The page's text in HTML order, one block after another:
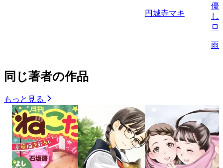
円城寺マキ
優
し
ロ
雨
同じ著者の作品
もっと見る